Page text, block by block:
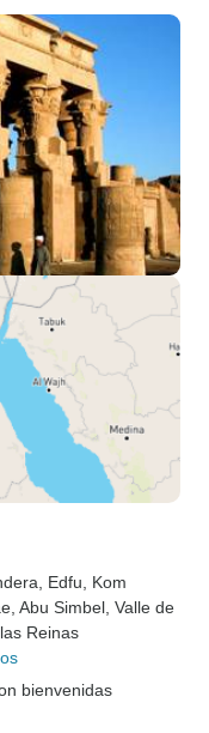
, Edfu , Kom
, Abu Simbel , Valle de
las Reinas
bienvenidas